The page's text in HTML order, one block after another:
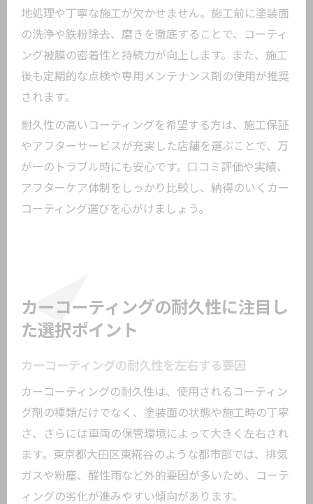
地処理や丁寧な施工が欠かせません。施工前に塗装面
の洗浄や鉄粉除去、磨きを徹底することで、コーティ
ング被膜の密着性と持続力が向上します。また、施工
後も定期的な点検や専用メンテナンス剤の使用が推奨
されます。
耐久性の高いコーティングを希望する方は、施工保証
やアフターサービスが充実した店舗を選ぶことで、万
が一のトラブル時にも安心です。口コミ評価や実績、
アフターケア体制をしっかり比較し、納得のいくカー
コーティング選びを心がけましょう。
カーコーティングの耐久性に注目し
た選択ポイント
カーコーティングの耐久性を左右する要因
カーコーティングの耐久性は、使用されるコーティン
グ剤の種類だけでなく、塗装面の状態や施工時の丁寧
さ、さらには車両の保管環境によって大きく左右され
ます。東京都大田区東糀谷のような都市部では、排気
ガスや粉塵、酸性雨など外的要因が多いため、コーテ
ィングの劣化が進みやすい傾向があります。